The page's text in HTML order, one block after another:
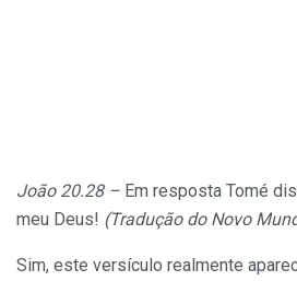
João 20.28 – Em resposta Tomé
meu Deus! (Tradução do Novo
Sim, este versículo realmente